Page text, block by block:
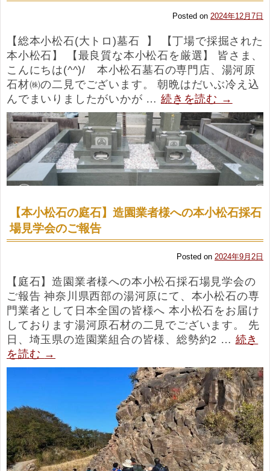
Posted on 2024年12月7日
【総本小松石(大トロ)墓石 】 【丁場で採掘された
本小松石】 【最良質な本小松石を厳選】 皆さま、
こんにちは(^^)/ 本小松石墓石の専門店、湯河原
石材㈱の二見でございます。 朝晩はだいぶ冷え込
んでまいりましたがいかが …続きを読む →
【本小松石の庭石】造園業者様への本小松石採石
場見学会のご報告
Posted on 2024年9月2日
【庭石】造園業者様への本小松石採石場見学会の
ご報告 神奈川県西部の湯河原にて、本小松石の専
門業者として日本全国の皆様へ 本小松石をお届け
しております湯河原石材の二見でございます。 先
日、埼玉県の造園業組合の皆様、総勢約2 … 続き
を読む →